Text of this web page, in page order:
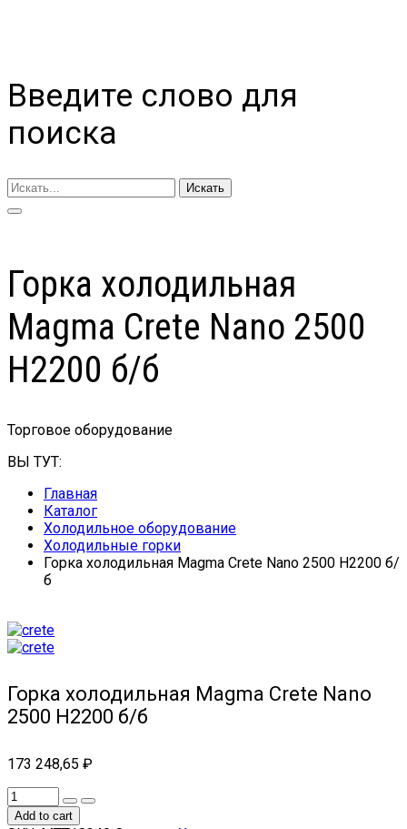
Введите слово для
поиска
Искать
Горка холодильная
Magma Crete Nano 2500
H2200 б/б
Торговое оборудование
ВЫ ТУТ:
Главная
Каталог
Холодильное оборудование
Холодильные горки
Горка холодильная Magma Crete Nano 2500 H2200 б/
б
Горка холодильная Magma Crete Nano
2500 H2200 б/б
173 248,65 ₽
Add to cart